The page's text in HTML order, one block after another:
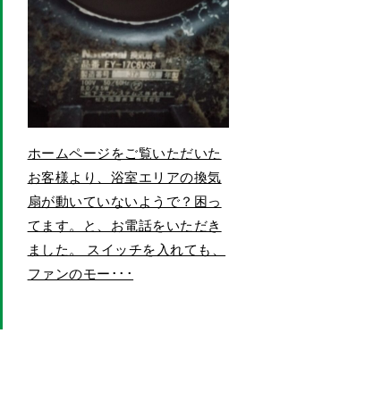
ホームページをご覧いただいた
お客様より、浴室エリアの換気
扇が動いていないようで？困っ
てます。と、お電話をいただき
ました。 スイッチを入れても、
ファンのモー･･･